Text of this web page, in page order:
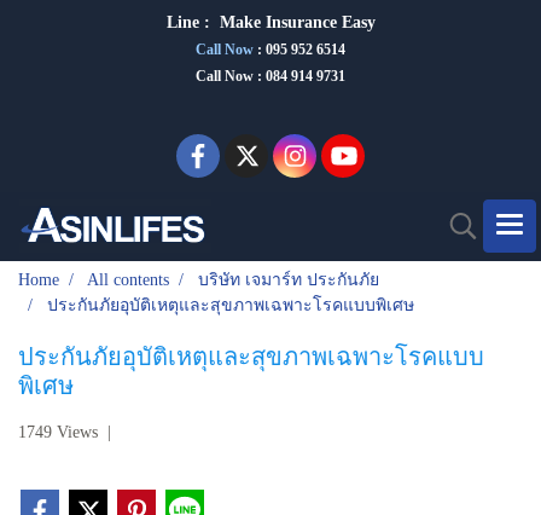
Line : Make Insurance Easy
Call Now : 095 952 6514
Call Now : 084 914 9731
Home All contents
บริษัท เจมาร์ท ประกันภัย
ประกันภัยอุบัติเหตุและสุขภาพเฉพาะโรคแบบพิเศษ
ประกันภัยอุบัติเหตุและสุขภาพเฉพาะโรคแบบ
พิเศษ
1749 Views